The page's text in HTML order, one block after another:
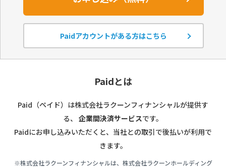
Paidアカウントがある方はこちら
Paidとは
Paid（ペイド）は株式会社ラクーンフィナンシャルが提供す
る、 企業間決済サービスです。
Paidにお申し込みいただくと、当社との取引で後払いが利用で
きます。
※株式会社ラクーンフィナンシャルは、株式会社ラクーンホールディング